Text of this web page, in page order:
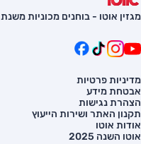
מגזין אוטו - בוחנים מכוניות משנת 1986
מדיניות פרטיות
אבטחת מידע
הצהרת נגישות
תקנון האתר ושירות הייעוץ
אודות אוטו
אוטו השנה 2025